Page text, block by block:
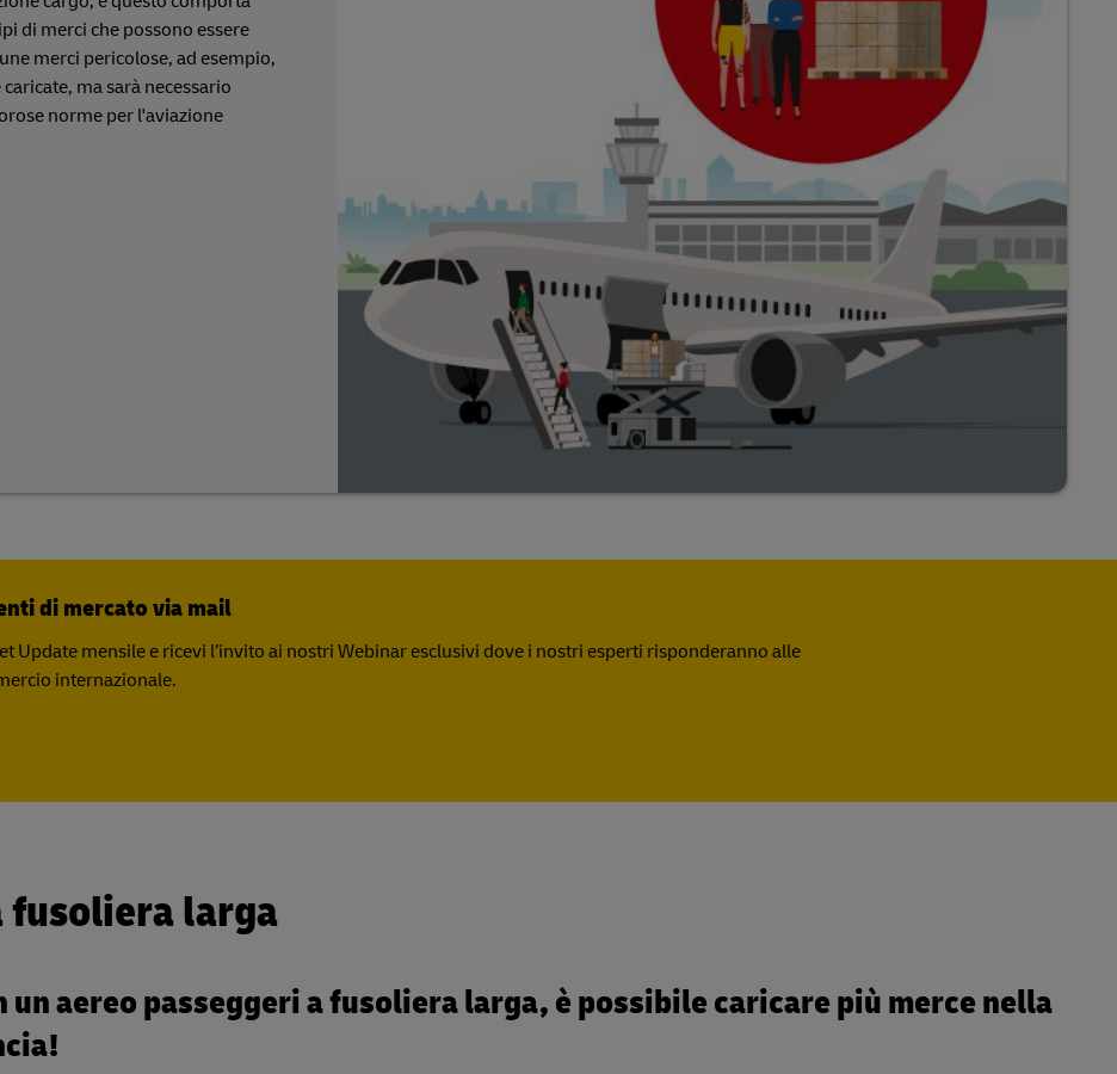
di merci che possono essere
merci pericolose, ad esempio,
ma sarà necessario
norme per l'aviazione
di mercato via mail
Update mensile e ricevi l’invito ai nostri Webinar esclusivi dove i nostri esperti risponderanno alle
internazionale.
fusoliera larga
un aereo passeggeri a fusoliera larga, è possibile caricare più merce nella